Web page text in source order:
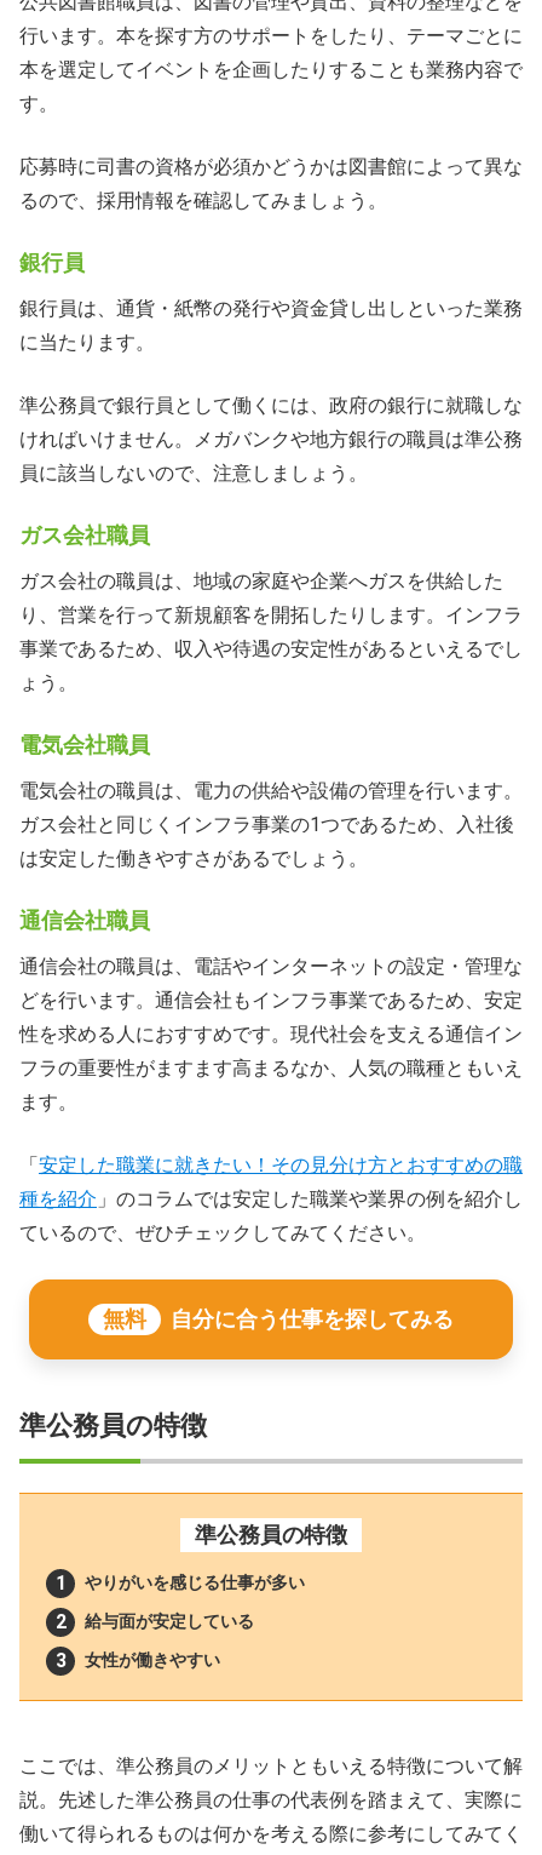
行います。本を探す方のサポートをしたり、テーマごとに
本を選定してイベントを企画したりすることも業務内容で
す。
応募時に司書の資格が必須かどうかは図書館によって異な
るので、採用情報を確認してみましょう。
銀行員
銀行員は、通貨・紙幣の発行や資金貸し出しといった業務
に当たります。
準公務員で銀行員として働くには、政府の銀行に就職しな
ければいけません。メガバンクや地方銀行の職員は準公務
員に該当しないので、注意しましょう。
ガス会社職員
ガス会社の職員は、地域の家庭や企業へガスを供給した
り、営業を行って新規顧客を開拓したりします。インフラ
事業であるため、収入や待遇の安定性があるといえるでし
ょう。
電気会社職員
電気会社の職員は、電力の供給や設備の管理を行います。
ガス会社と同じくインフラ事業の1つであるため、入社後
は安定した働きやすさがあるでしょう。
通信会社職員
通信会社の職員は、電話やインターネットの設定・管理な
どを行います。通信会社もインフラ事業であるため、安定
性を求める人におすすめです。現代社会を支える通信イン
フラの重要性がますます高まるなか、人気の職種ともいえ
ます。
「 安定した職業に就きたい！その見分け方とおすすめの職
種を紹介 」のコラムでは安定した職業や業界の例を紹介し
ているので、ぜひチェックしてみてください。
無料 自分に合う仕事を探してみる
準公務員の特徴
準公務員の特徴
やりがいを感じる仕事が多い
給与面が安定している
女性が働きやすい
ここでは、準公務員のメリットともいえる特徴について解
説。先述した準公務員の仕事の代表例を踏まえて、実際に
働いて得られるものは何かを考える際に参考にしてみてく